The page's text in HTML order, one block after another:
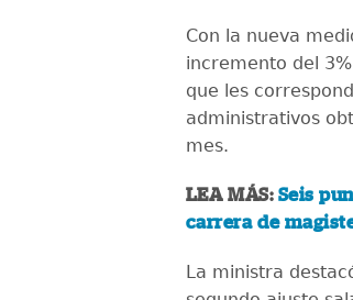
Con la nueva
incremento del
que les
administrativos
mes.
LEA MÁS: Seis
carrera de
La ministra